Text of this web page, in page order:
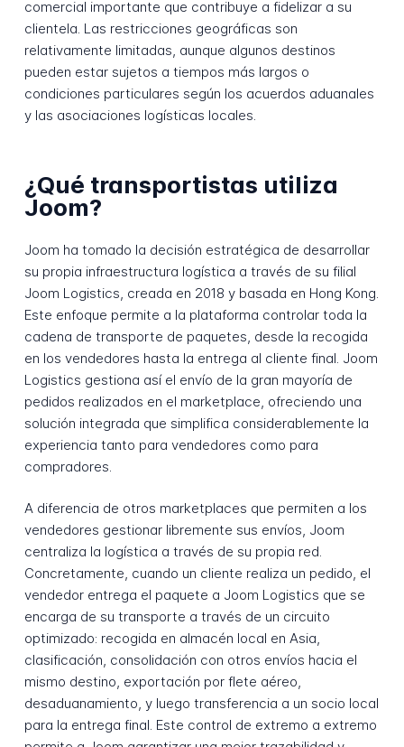
comercial importante que contribuye a fidelizar a su
clientela. Las restricciones geográficas son
relativamente limitadas, aunque algunos destinos
pueden estar sujetos a tiempos más largos o
condiciones particulares según los acuerdos aduanales
y las asociaciones logísticas locales.
¿Qué transportistas utiliza
Joom?
Joom ha tomado la decisión estratégica de desarrollar
su propia infraestructura logística a través de su filial
Joom Logistics, creada en 2018 y basada en Hong Kong.
Este enfoque permite a la plataforma controlar toda la
cadena de transporte de paquetes, desde la recogida
en los vendedores hasta la entrega al cliente final. Joom
Logistics gestiona así el envío de la gran mayoría de
pedidos realizados en el marketplace, ofreciendo una
solución integrada que simplifica considerablemente la
experiencia tanto para vendedores como para
compradores.
A diferencia de otros marketplaces que permiten a los
vendedores gestionar libremente sus envíos, Joom
centraliza la logística a través de su propia red.
Concretamente, cuando un cliente realiza un pedido, el
vendedor entrega el paquete a Joom Logistics que se
encarga de su transporte a través de un circuito
optimizado: recogida en almacén local en Asia,
clasificación, consolidación con otros envíos hacia el
mismo destino, exportación por flete aéreo,
desaduanamiento, y luego transferencia a un socio local
para la entrega final. Este control de extremo a extremo